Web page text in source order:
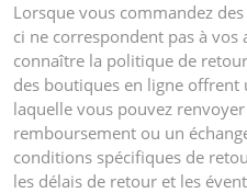
Lorsque vous commandez
ci ne correspondent pas à
connaître la politique de
des boutiques en ligne
laquelle vous pouvez
remboursement ou un
conditions spécifiques de
les délais de retour et les